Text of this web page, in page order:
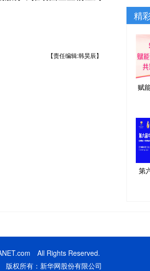
【责任编辑:韩昊辰】
精
赋
第
All Rights Reserved.
权所有：新华网股份有限公司